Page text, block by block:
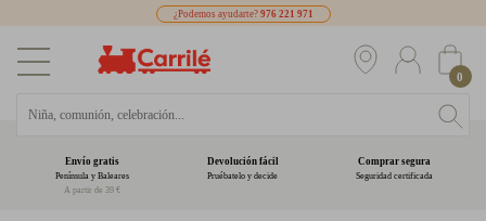
¿Podemos ayudarte? 976 221 971
0
Envío gratis
Península y Baleares
A partir de 39 €
Devolución fácil
Pruébatelo y decide
Comprar segura
Seguridad certificada